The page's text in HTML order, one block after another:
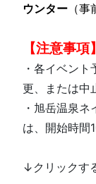
ウンター （
【注意事項】
・各イベン
更、または中
・旭岳温泉
は、開始時間
↓クリックす